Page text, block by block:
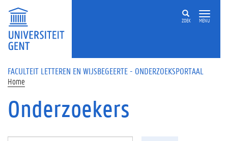
Overslaan en naar de inhoud gaan
ZOEK MENU
FACULTEIT LETTEREN EN WIJSBEGEERTE - ONDERZOEKSPORTAAL
Home
Onderzoekers